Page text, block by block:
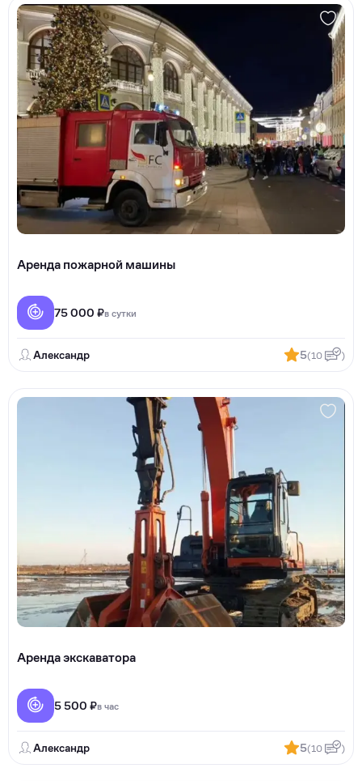
Аренда пожарной машины
75 000 ₽в сутки
Александр 5(10 )
Аренда экскаватора
5 500 ₽в час
Александр 5(10 )